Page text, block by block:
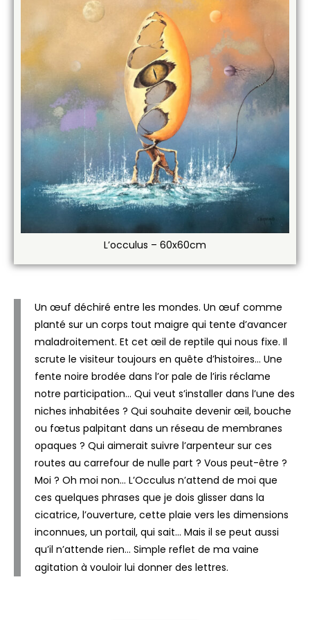
Un œuf déchiré entre les mondes. Un œuf comme
planté sur un corps tout maigre qui tente d’avancer
maladroitement. Et cet œil de reptile qui nous fixe. Il
scrute le visiteur toujours en quête d’histoires… Une
fente noire brodée dans l’or pale de l’iris réclame
notre participation… Qui veut s’installer dans l’une des
niches inhabitées ? Qui souhaite devenir œil, bouche
ou fœtus palpitant dans un réseau de membranes
opaques ? Qui aimerait suivre l’arpenteur sur ces
routes au carrefour de nulle part ? Vous peut-être ?
Moi ? Oh moi non… L’Occulus n’attend de moi que
ces quelques phrases que je dois glisser dans la
cicatrice, l’ouverture, cette plaie vers les dimensions
inconnues, un portail, qui sait… Mais il se peut aussi
qu’il n’attende rien… Simple reflet de ma vaine
agitation à vouloir lui donner des lettres.
L’occulus – 60x60cm